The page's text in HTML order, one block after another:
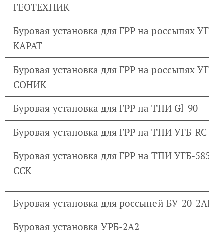
ГЕОТЕХНИК
Буровая установка для ГРР на россыпях
КАРАТ
Буровая установка для ГРР на россыпях
СОНИК
Буровая установка для ГРР на ТПИ Gl-90
Буровая установка для ГРР на ТПИ УГБ-RC
Буровая установка для ГРР на ТПИ УГБ-
ССК
Буровая установка для россыпей БУ-20-
Буровая установка УРБ-2А2